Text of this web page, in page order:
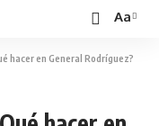
Aa
hacer en General Rodríguez?